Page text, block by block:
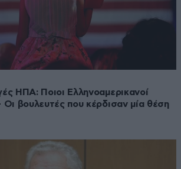
ΗΠΑ: Ποιοι Ελληνοαμερικανοί
Οι βουλευτές που κέρδισαν μία θέση